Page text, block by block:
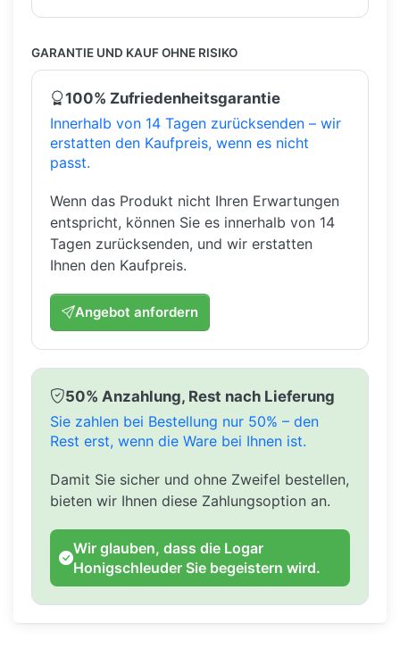
GARANTIE UND KAUF OHNE RISIKO
100% Zufriedenheitsgarantie
Innerhalb von 14 Tagen zurücksenden – wir
erstatten den Kaufpreis, wenn es nicht
passt.
Wenn das Produkt nicht Ihren Erwartungen
entspricht, können Sie es innerhalb von 14
Tagen zurücksenden, und wir erstatten
Ihnen den Kaufpreis.
Angebot anfordern
50% Anzahlung, Rest nach Lieferung
Sie zahlen bei Bestellung nur 50% – den
Rest erst, wenn die Ware bei Ihnen ist.
Damit Sie sicher und ohne Zweifel bestellen,
bieten wir Ihnen diese Zahlungsoption an.
Wir glauben, dass die Logar
Honigschleuder Sie begeistern wird.